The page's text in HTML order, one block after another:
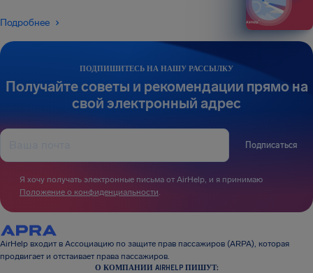
ПОДПИШИТЕСЬ НА НАШУ РАССЫЛКУ
Получайте советы и рекомендации прямо на
свой электронный адрес
Подписаться
Я хочу получать электронные письма от AirHelp, и я принимаю
Положение о конфиденциальности.
Подробнее
AirHelp входит в Ассоциацию по защите прав пассажиров (ARPA), которая
продвигает и отстаивает права пассажиров.
О КОМПАНИИ AIRHELP ПИШУТ: